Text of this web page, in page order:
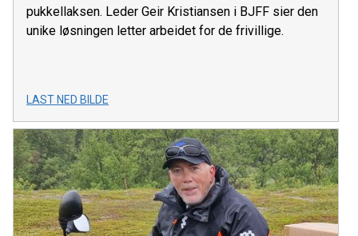
pukkellaksen. Leder Geir Kristiansen i BJFF sier den
unike løsningen letter arbeidet for de frivillige.
LAST NED BILDE